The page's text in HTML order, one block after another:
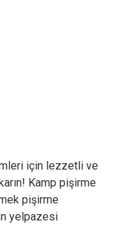
için lezzetli ve
Kamp pişirme
pişirme
yelpazesi